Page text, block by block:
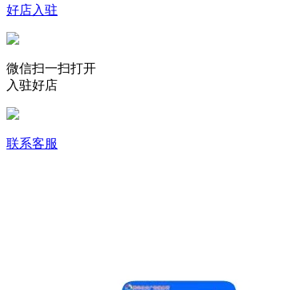
好店入驻
微信扫一扫打开
入驻好店
联系客服